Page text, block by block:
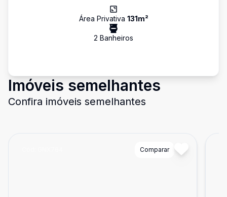
Área Privativa 131m²
2 Banheiros
Imóveis semelhantes
Confira imóveis semelhantes
Comparar